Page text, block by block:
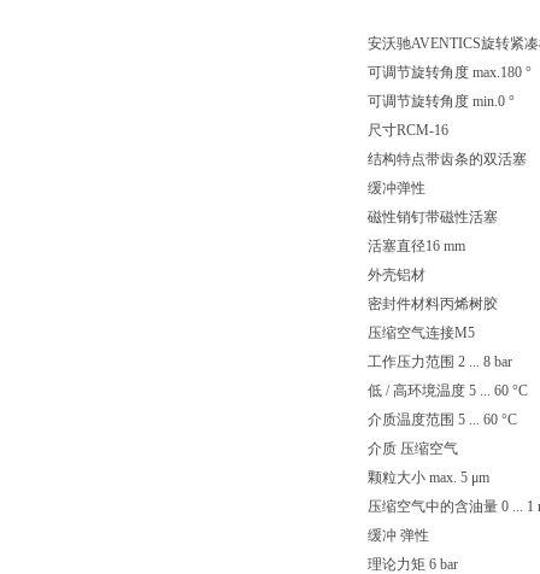
安沃驰AVENTICS旋转紧
可调节旋转角度 max.180 °
可调节旋转角度 min.0 °
尺寸RCM-16
结构特点带齿条的双活塞
缓冲弹性
磁性销钉带磁性活塞
活塞直径16 mm
外壳铝材
密封件材料丙烯树胶
压缩空气连接M5
工作压力范围 2 ... 8 bar
低 / 高环境温度 5 ... 60 °C
介质温度范围 5 ... 60 °C
介质 压缩空气
颗粒大小 max. 5 μm
压缩空气中的含油量 0 ... 1
缓冲 弹性
理论力矩 6 bar